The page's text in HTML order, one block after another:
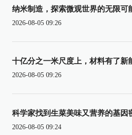
纳米制造，探索微观世界的无限可
2026-08-05 09:26
十亿分之一米尺度上，材料有了新
2026-08-05 09:26
科学家找到生菜美味又营养的基因
2026-08-05 09:24